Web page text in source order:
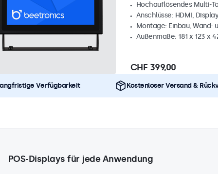
Hochauflösendes Multi-
Anschlüsse: HDMI,
Montage: Einbau, Wand-
Außenmaße: 181 x 123 x
CHF 399,00
Verfügbarkeit Kostenloser Versand &
POS-Displays für jede Anwendung